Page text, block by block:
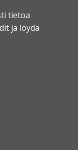
tietoa
ja löydä